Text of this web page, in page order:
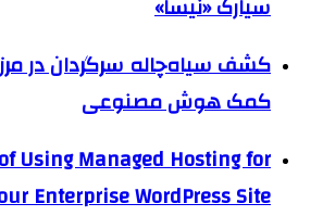
سیارک «نیسا»
کشف سیاه‌چاله سرگردان در
کمک هوش مصنوعی
Using Managed Hosting for
Enterprise WordPress Site